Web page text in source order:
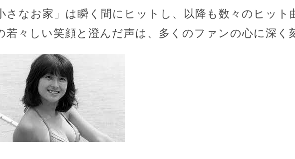
さなお家」は瞬く間にヒットし、以降も数々のヒット
若々しい笑顔と澄んだ声は、多くのファンの心に深く